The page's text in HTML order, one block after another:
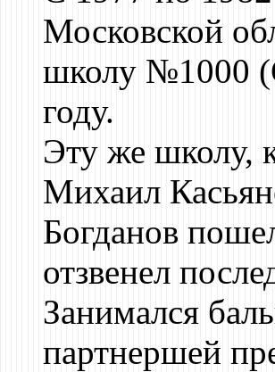
Московской
школу №1000
году.
Эту же школу,
Михаил
Богданов
отзвенел
Занимался
партнершей